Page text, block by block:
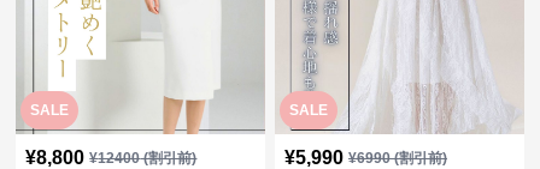
SALE
¥8,800 ¥12400(割引前)
SALE
¥5,990 ¥6990(割引前)